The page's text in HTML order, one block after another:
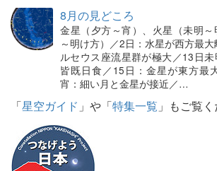
8月の見どころ
金星（夕方～宵）、火星（未明
～明け方）／2日：水星が西方最
ルセウス座流星群が極大／13日
皆既日食／15日：金星が東方最
宵：細い月と金星が接近／…
「星空ガイド 」や「特集一覧 」もご覧